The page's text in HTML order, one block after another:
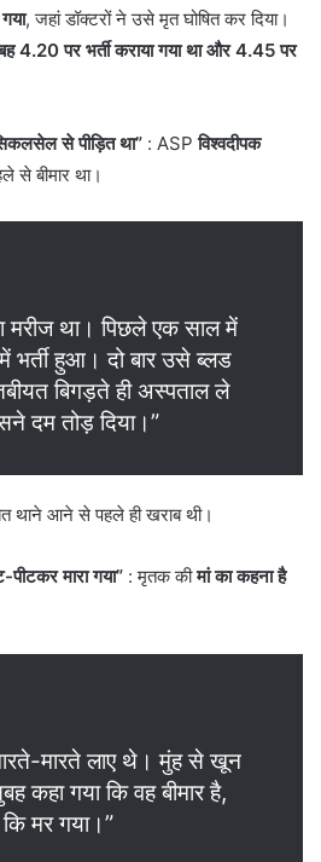
, जहां डॉक्टरों ने उसे मृत घोषित कर दिया।
4.20 पर भर्ती कराया गया था और 4.45 पर
से पीड़ित था” : ASPविश्वदीपक
से बीमार था।
था। पिछले एक साल में
भर्ती हुआ। दो बार उसे ब्लड
बिगड़ते ही अस्पताल ले
दम तोड़ दिया।”
थाने आने से पहले ही खराब थी।
मारा गया” : मृतक कीमां का कहना है
मारते लाए थे। मुंह से खून
कहा गया कि वह बीमार है,
कि मर गया।”